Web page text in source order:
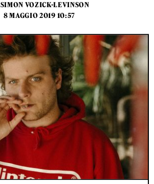
SIMON VOZICK-LEVINSON
8 MAGGIO 2019 10:57